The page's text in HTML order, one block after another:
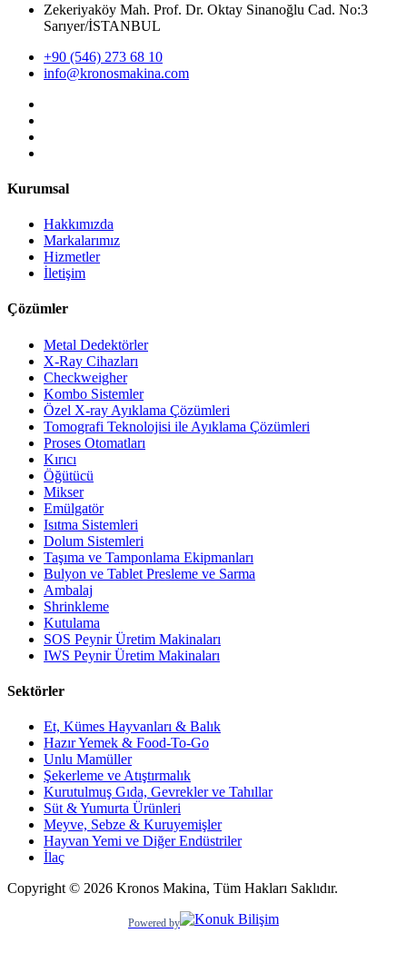
Zekeriyaköy Mah. Prof. Dr. Oktay Sinanoğlu Cad. No:3
Sarıyer/İSTANBUL
+90 (546) 273 68 10
info@kronosmakina.com
Kurumsal
Hakkımızda
Markalarımız
Hizmetler
İletişim
Çözümler
Metal Dedektörler
X-Ray Cihazları
Checkweigher
Kombo Sistemler
Özel X-ray Ayıklama Çözümleri
Tomografi Teknolojisi ile Ayıklama Çözümleri
Proses Otomatları
Kırıcı
Öğütücü
Mikser
Emülgatör
Isıtma Sistemleri
Dolum Sistemleri
Taşıma ve Tamponlama Ekipmanları
Bulyon ve Tablet Presleme ve Sarma
Ambalaj
Shrinkleme
Kutulama
SOS Peynir Üretim Makinaları
IWS Peynir Üretim Makinaları
Sektörler
Et, Kümes Hayvanları & Balık
Hazır Yemek & Food-To-Go
Unlu Mamüller
Şekerleme ve Atıştırmalık
Kurutulmuş Gıda, Gevrekler ve Tahıllar
Süt & Yumurta Ürünleri
Meyve, Sebze & Kuruyemişler
Hayvan Yemi ve Diğer Endüstriler
İlaç
Copyright © 2026 Kronos Makina, Tüm Hakları Saklıdır.
Powered by